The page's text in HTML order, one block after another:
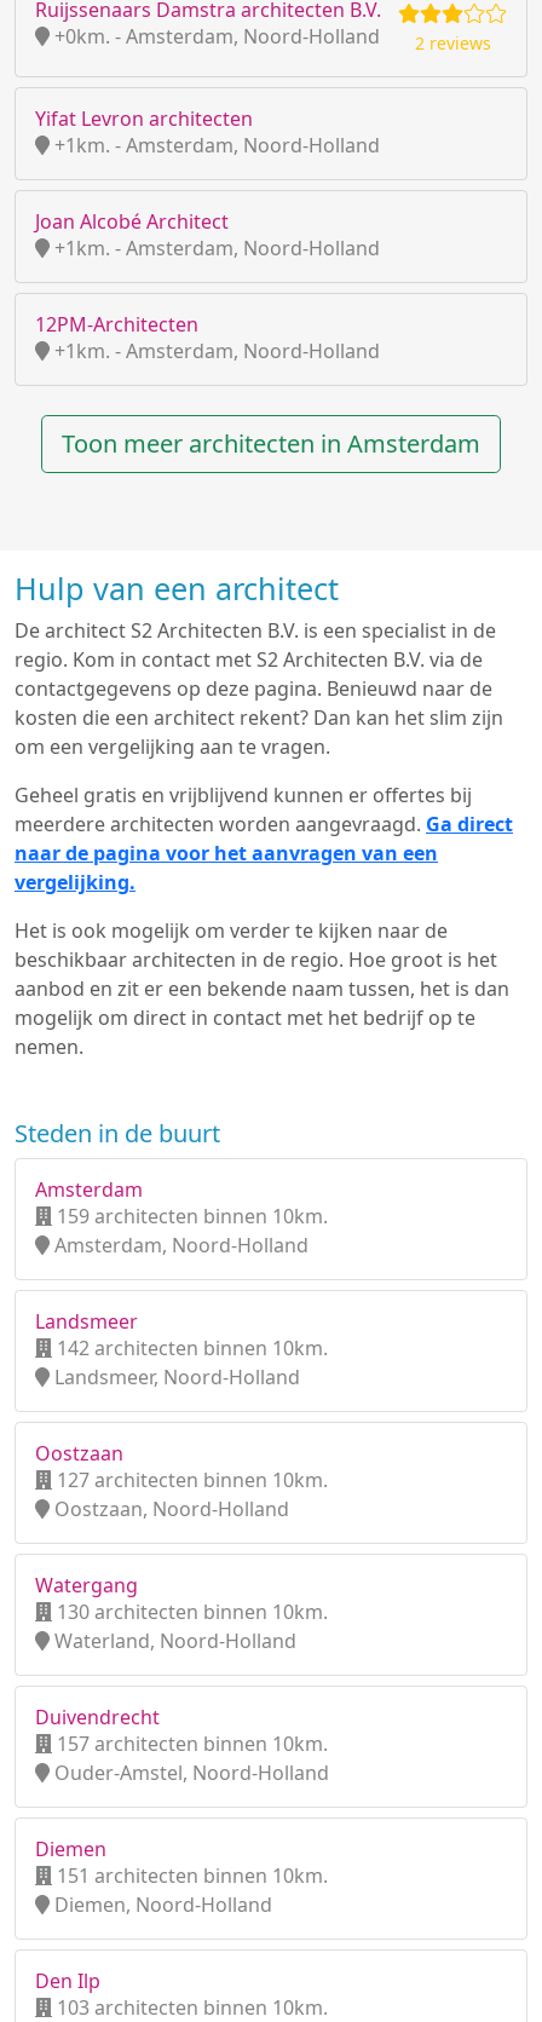
Ruijssenaars Damstra architecten B.V.
+0km. - Amsterdam, Noord-Holland
2 reviews
Yifat Levron architecten
+1km. - Amsterdam, Noord-Holland
Joan Alcobé Architect
+1km. - Amsterdam, Noord-Holland
12PM-Architecten
+1km. - Amsterdam, Noord-Holland
Toon meer architecten in Amsterdam
Hulp van een architect
De architect S2 Architecten B.V. is een specialist in de
regio. Kom in contact met S2 Architecten B.V. via de
contactgegevens op deze pagina. Benieuwd naar de
kosten die een architect rekent? Dan kan het slim zijn
om een vergelijking aan te vragen.
Geheel gratis en vrijblijvend kunnen er offertes bij
meerdere architecten worden aangevraagd. Ga direct
naar de pagina voor het aanvragen van een
vergelijking.
Het is ook mogelijk om verder te kijken naar de
beschikbaar architecten in de regio. Hoe groot is het
aanbod en zit er een bekende naam tussen, het is dan
mogelijk om direct in contact met het bedrijf op te
nemen.
Steden in de buurt
Amsterdam
159 architecten binnen 10km.
Amsterdam, Noord-Holland
Landsmeer
142 architecten binnen 10km.
Landsmeer, Noord-Holland
Oostzaan
127 architecten binnen 10km.
Oostzaan, Noord-Holland
Watergang
130 architecten binnen 10km.
Waterland, Noord-Holland
Duivendrecht
157 architecten binnen 10km.
Ouder-Amstel, Noord-Holland
Diemen
151 architecten binnen 10km.
Diemen, Noord-Holland
Den Ilp
103 architecten binnen 10km.